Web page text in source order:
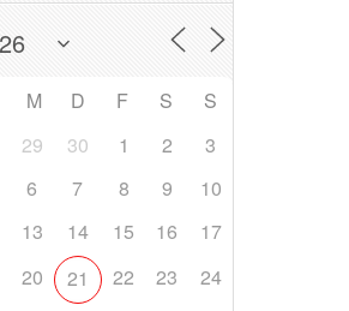
M D F S
S
29 30 1 2
3
6 7 8 9
10
13 14 15 16
17
20 21 22 23
24